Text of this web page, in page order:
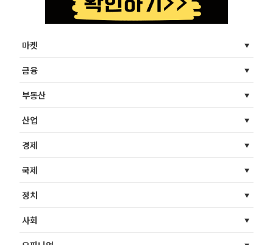
마켓
금융
부동산
산업
경제
국제
정치
사회